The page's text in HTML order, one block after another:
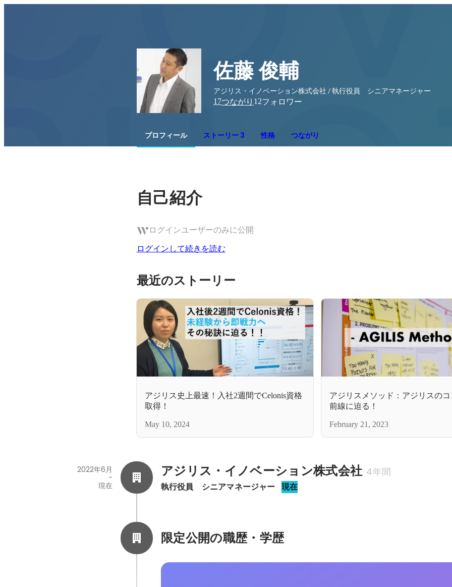
佐藤 俊輔
アジリス・イノベーション株式会社 / 執行役員 シニアマネージャー
17つながり 12フォロワー
プロフィール ストーリー 3 性格 つながり
自己紹介
ログインユーザーのみに公開
ログインして続きを読む
最近のストーリー
アジリス史上最速！入社2週間でCelonis資格
取得！
May 10, 2024
アジリスメソッド：アジリスの
前線に迫る！
February 21, 2023
アジリス・イノベーション株式会社 4年間
執行役員　シニアマネージャー 現在
2022年6月
-
現在
限定公開の職歴・学歴